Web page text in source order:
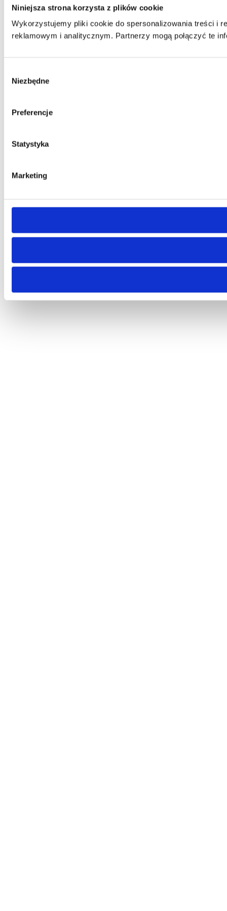
Niniejsza strona korzysta z plików cookie
Wykorzystujemy pliki cookie do spersonalizowania treści i
reklamowym i analitycznym. Partnerzy mogą połączyć te
zgody
Niezbędne
Preferencje
Statystyka
Marketing